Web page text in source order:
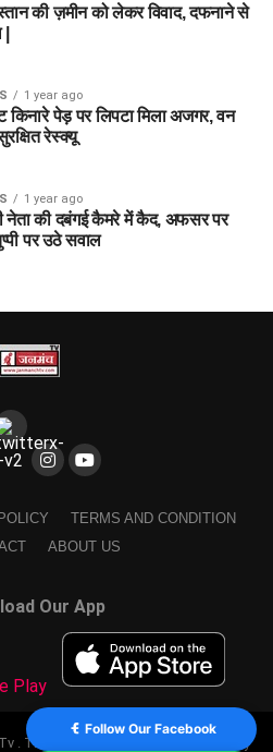
की ज़मीन को लेकर विवाद, दफनाने से
1 year ago
किनारे पेड़ पर लिपटा मिला अजगर, वन
रेस्क्यू
1 year ago
नेता की दबंगई कैमरे में कैद, अफसर पर
पर उठे सवाल
TERMS AND CONDITION
ABOUT US
Our App
. Theme by SSDIGIMARK. powered by
Follow Our Facebook